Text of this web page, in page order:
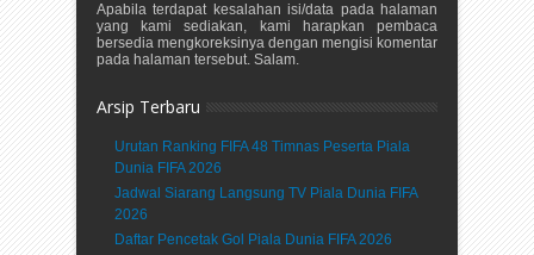
Apabila terdapat kesalahan isi/data pada halaman
yang kami sediakan, kami harapkan pembaca
bersedia mengkoreksinya dengan mengisi komentar
pada halaman tersebut. Salam.
Arsip Terbaru
Urutan Ranking FIFA 48 Timnas Peserta Piala
Dunia FIFA 2026
Jadwal Siarang Langsung TV Piala Dunia FIFA
2026
Daftar Pencetak Gol Piala Dunia FIFA 2026